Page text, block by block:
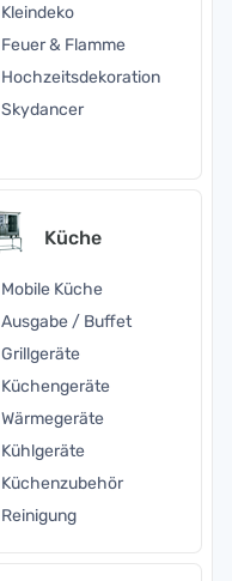
Kleindeko
Feuer & Flamme
Hochzeitsdekoration
Skydancer
Küche
Mobile Küche
Ausgabe / Buffet
Grillgeräte
Küchengeräte
Wärmegeräte
Kühlgeräte
Küchenzubehör
Reinigung